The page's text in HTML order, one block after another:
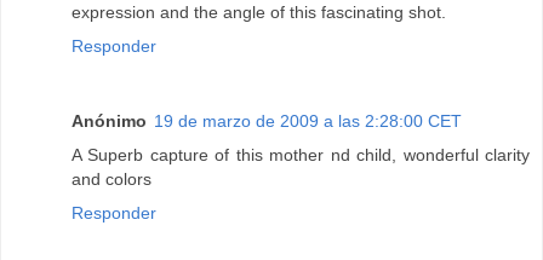
expression and the angle of this fascinating shot.
Responder
Anónimo 19 de marzo de 2009 a las 2:28:00 CET
A Superb capture of this mother nd child, wonderful clarity
and colors
Responder